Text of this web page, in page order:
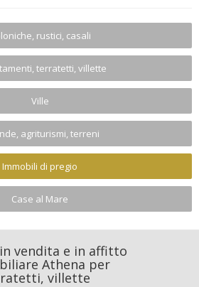
rustici, casali
terratetti, villette
Ville
agriturismi, terreni
Immobili di pregio
Case al Mare
vendita e in affitto
Athena per
villette